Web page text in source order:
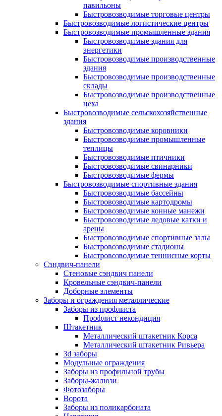
павильоны
Быстровозводимые торговые центры
Быстровозводимые логистические центры
Быстровозводимые промышленные здания
Быстровозводимые здания для
энергетики
Быстровозводимые производственные
здания
Быстровозводимые производственные
склады
Быстровозводимые производственные
цеха
Быстровозводимые сельскохозяйственные
здания
Быстровозводимые коровники
Быстровозводимые промышленные
теплицы
Быстровозводимые птичники
Быстровозводимые свинарники
Быстровозводимые фермы
Быстровозводимые спортивные здания
Быстровозводимые бассейны
Быстровозводимые картодромы
Быстровозводимые конные манежи
Быстровозводимые ледовые катки и
арены
Быстровозводимые спортивные залы
Быстровозводимые стадионы
Быстровозводимые теннисные корты
Сэндвич-панели
Стеновые сэндвич панели
Кровельные сэндвич-панели
Доборные элементы
Заборы и ограждения металлические
Заборы из профлиста
Профлист некондиция
Штакетник
Металлический штакетник Корса
Металлический штакетник Ривьера
3d заборы
Модульные ограждения
Заборы из профильной трубы
Заборы-жалюзи
Фотозаборы
Ворота
Заборы из поликарбоната